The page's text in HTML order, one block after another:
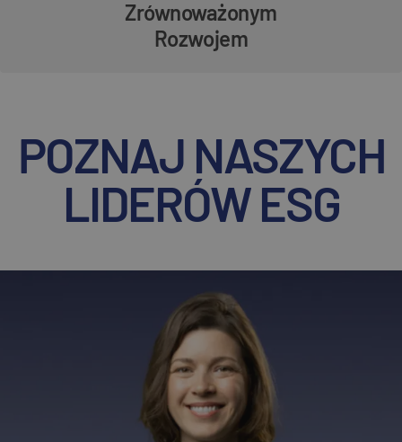
Zrównoważonym
Rozwojem
POZNAJ NASZYCH
LIDERÓW ESG